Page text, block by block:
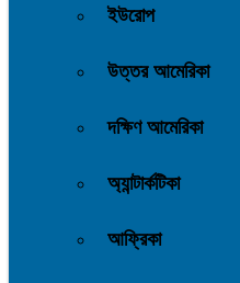
ইউরোপ
উত্তর আমেরিকা
দক্ষিণ আমেরিকা
অ্যান্টার্কটিকা
আফ্রিকা